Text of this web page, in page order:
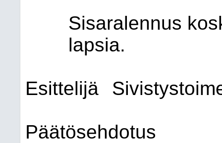
Sisaralennus
lapsia.
Esittelijä
Päätösehdotus